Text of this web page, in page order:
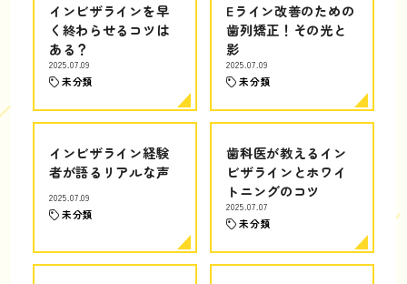
インビザラインを早
く終わらせるコツは
ある？
2025.07.09
未分類
Eライン改善のための
歯列矯正！その光と
影
2025.07.09
未分類
インビザライン経験
者が語るリアルな声
2025.07.09
未分類
歯科医が教えるイン
ビザラインとホワイ
トニングのコツ
2025.07.07
未分類